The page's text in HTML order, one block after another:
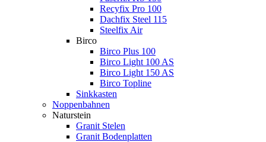
Recyfix Pro 100
Dachfix Steel 115
Steelfix Air
Birco
Birco Plus 100
Birco Light 100 AS
Birco Light 150 AS
Birco Topline
Sinkkasten
Noppenbahnen
Naturstein
Granit Stelen
Granit Bodenplatten